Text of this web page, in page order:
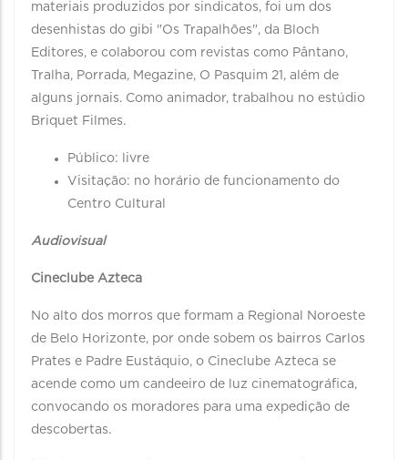
materiais produzidos por sindicatos, foi um dos
desenhistas do gibi "Os Trapalhões", da Bloch
Editores, e colaborou com revistas como Pântano,
Tralha, Porrada, Megazine, O Pasquim 21, além de
alguns jornais. Como animador, trabalhou no estúdio
Briquet Filmes.
Público: livre
Visitação: no horário de funcionamento do
Centro Cultural
Audiovisual
Cineclube Azteca
No alto dos morros que formam a Regional Noroeste
de Belo Horizonte, por onde sobem os bairros Carlos
Prates e Padre Eustáquio, o Cineclube Azteca se
acende como um candeeiro de luz cinematográfica,
convocando os moradores para uma expedição de
descobertas.